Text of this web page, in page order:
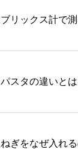
リックス計で
スタの違いと
ぎをなぜ入れ